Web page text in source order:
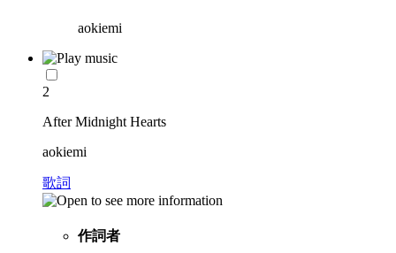
aokiemi
2
After Midnight Hearts
aokiemi
歌詞
作詞者